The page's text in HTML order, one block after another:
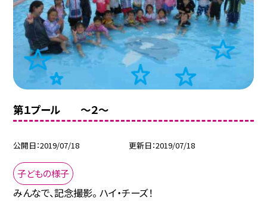
第１プール 〜２〜
公開日 2019/07/18 更新日 2019/07/18
子どもの様子
みんなで、記念撮影。 ハイ・チーズ！